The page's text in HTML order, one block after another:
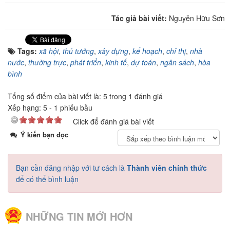
Tác giả bài viết: Nguyễn Hữu Sơn
Tags: xã hội, thủ tướng, xây dựng, kế hoạch, chỉ thị, nhà
nước, thường trực, phát triển, kinh tế, dự toán, ngân sách, hòa
bình
Tổng số điểm của bài viết là: 5 trong 1 đánh giá
Xếp hạng: 5 - 1 phiếu bầu
Click để đánh giá bài viết
Ý kiến bạn đọc
Bạn cần đăng nhập với tư cách là Thành viên chính thức
để có thể bình luận
NHỮNG TIN MỚI HƠN